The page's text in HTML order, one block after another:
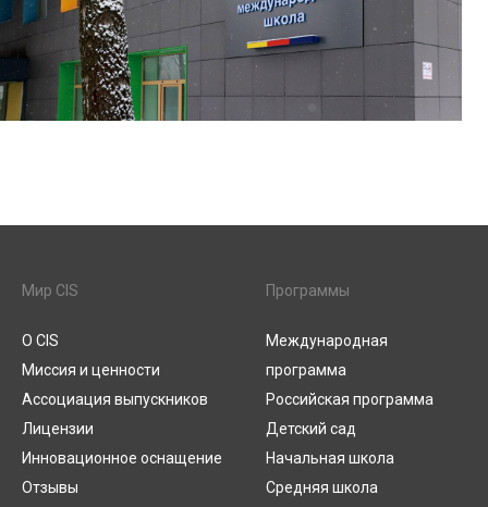
Мир CIS
О CIS
Миссия и ценности
Ассоциация выпускников
Лицензии
Инновационное оснащение
Отзывы
Программы
Международная
программа
Российская программа
Детский сад
Начальная школа
Средняя школа